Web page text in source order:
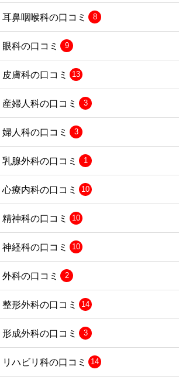
耳鼻咽喉科の口コミ 8
眼科の口コミ 9
皮膚科の口コミ 13
産婦人科の口コミ 3
婦人科の口コミ 3
乳腺外科の口コミ 1
心療内科の口コミ 10
精神科の口コミ 10
神経科の口コミ 10
外科の口コミ 2
整形外科の口コミ 14
形成外科の口コミ 3
リハビリ科の口コミ 14